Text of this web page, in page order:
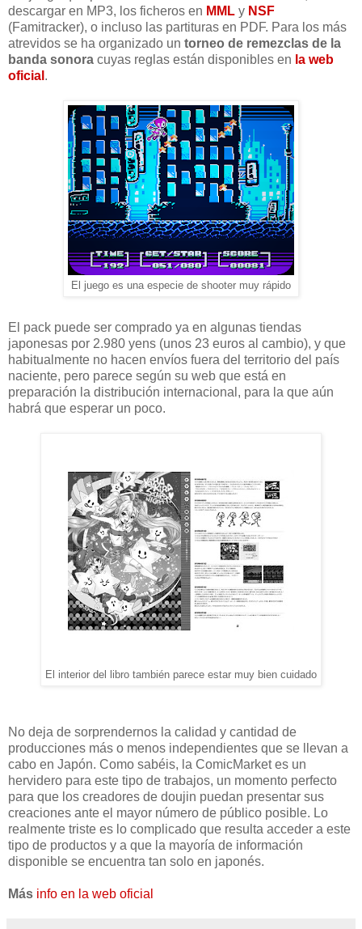
descargar en MP3, los ficheros en MML y NSF
(Famitracker), o incluso las partituras en PDF. Para los más
atrevidos se ha organizado un torneo de remezclas de la
banda sonora cuyas reglas están disponibles en la web
oficial .
El juego es una especie de shooter muy rápido
El pack puede ser comprado ya en algunas tiendas
japonesas por 2.980 yens (unos 23 euros al cambio), y que
habitualmente no hacen envíos fuera del territorio del país
naciente, pero parece según su web que está en
preparación la distribución internacional, para la que aún
habrá que esperar un poco.
El interior del libro también parece estar muy bien cuidado
No deja de sorprendernos la calidad y cantidad de
producciones más o menos independientes que se llevan a
cabo en Japón. Como sabéis, la ComicMarket es un
hervidero para este tipo de trabajos, un momento perfecto
para que los creadores de doujin puedan presentar sus
creaciones ante el mayor número de público posible. Lo
realmente triste es lo complicado que resulta acceder a este
tipo de productos y a que la mayoría de información
disponible se encuentra tan solo en japonés.
Más info en la web oficial